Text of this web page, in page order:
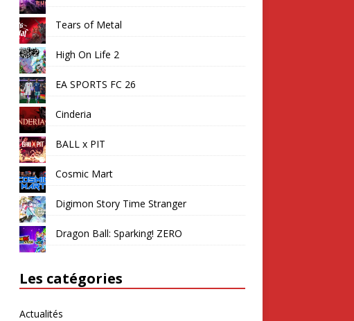
Tears of Metal
High On Life 2
EA SPORTS FC 26
Cinderia
BALL x PIT
Cosmic Mart
Digimon Story Time Stranger
Dragon Ball: Sparking! ZERO
Les catégories
Actualités